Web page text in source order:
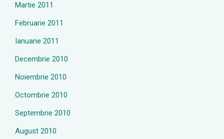
Martie 2011
Februarie 2011
Ianuarie 2011
Decembrie 2010
Noiembrie 2010
Octombrie 2010
Septembrie 2010
August 2010